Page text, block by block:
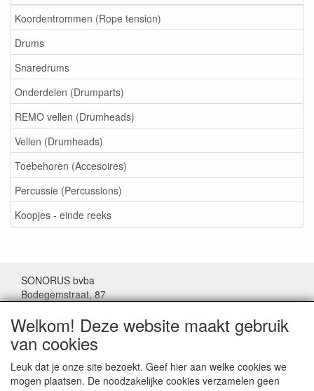
Koordentrommen (Rope tension)
Drums
Snaredrums
Onderdelen (Drumparts)
REMO vellen (Drumheads)
Vellen (Drumheads)
Toebehoren (Accesoires)
Percussie (Percussions)
Koopjes - einde reeks
SONORUS bvba
Bodegemstraat, 87
België
Mail:sonorus@skynet.be
Welkom! Deze website maakt gebruik
van cookies
Leuk dat je onze site bezoekt. Geef hier aan welke cookies we
mogen plaatsen. De noodzakelijke cookies verzamelen geen